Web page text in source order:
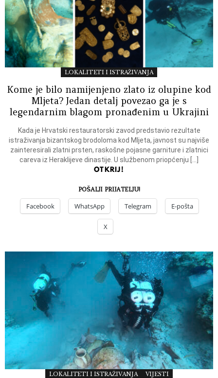
LOKALITETI I ISTRAŽIVANJA
Kome je bilo namijenjeno zlato iz olupine kod
Mljeta? Jedan detalj povezao ga je s
legendarnim blagom pronađenim u Ukrajini
Kada je Hrvatski restauratorski zavod predstavio rezultate
istraživanja bizantskog brodoloma kod Mljeta, javnost su najviše
zainteresirali zlatni prsten, raskošne pojasne garniture i zlatnici
careva iz Heraklijeve dinastije. U službenom priopćenju […]
OTKRIJ!
POŠALJI PRIJATELJU!
Facebook WhatsApp Telegram E-pošta
X
LOKALITETI I ISTRAŽIVANJA VIJESTI